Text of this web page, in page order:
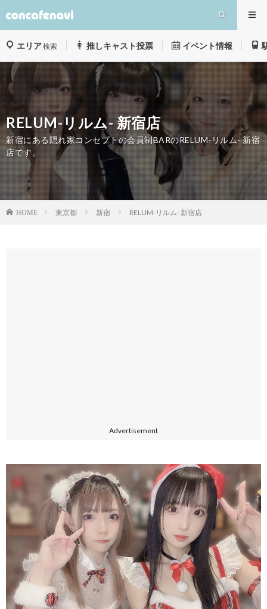
エリア検索 推しキャスト投票 イベント情報
RELUM-リルム- 新宿店
新宿にある隠れ家コンセプトの会員制BARのRELUM-リルム- 新宿
店です。
HOME 東京都 新宿 RELUM-リルム- 新宿店
Advertisement